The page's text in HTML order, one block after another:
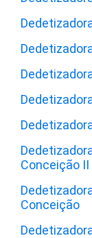
Conceição II
Conceição